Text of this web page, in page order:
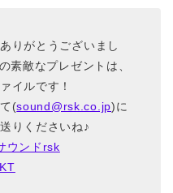
りがとうございまし
素敵なプレゼントは、
イルです！
(sound@rsk.co.jp)に
りくださいね♪
ウンドrsk